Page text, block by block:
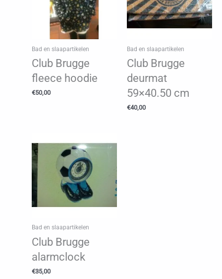
Bad en slaapartikelen
Club Brugge
fleece hoodie
€50,00
Bad en slaapartikelen
Club Brugge
deurmat
59×40.50 cm
€40,00
Bad en slaapartikelen
Club Brugge
alarmclock
€35,00